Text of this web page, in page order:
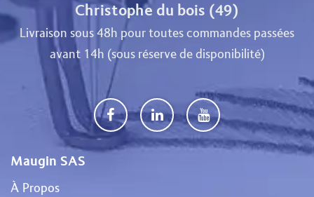
Christophe du bois (49)
Livraison sous 48h pour toutes commandes passées
avant 14h (sous réserve de disponibilité)
Maugin SAS
À Propos